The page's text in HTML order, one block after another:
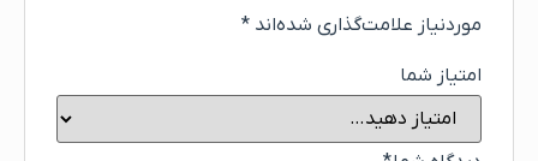
موردنیاز علامت‌گذاری شده‌اند *
امتیاز شما